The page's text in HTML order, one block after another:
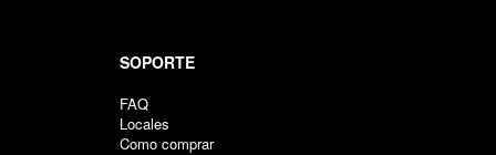
SOPORTE
FAQ
Locales
Como comprar